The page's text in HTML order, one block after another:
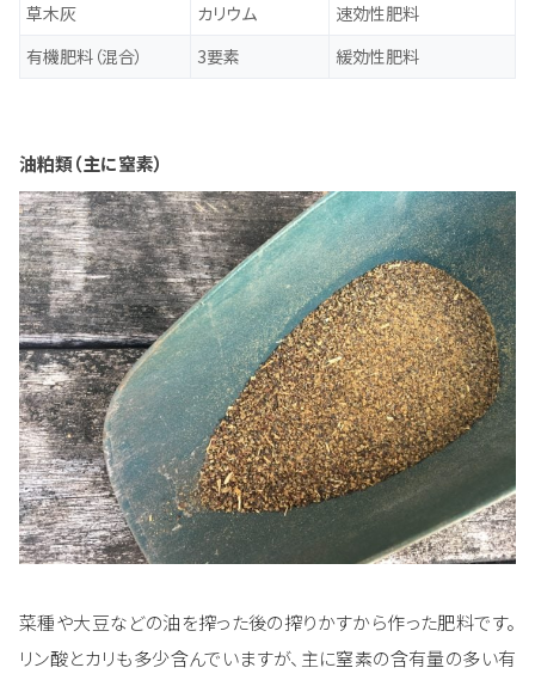
草木灰
カリウム
速効性肥料
有機肥料（混合）
3要素 緩効性肥料
油粕類（主に窒素）
菜種や大豆などの油を搾った後の搾りかすから作った肥料です。
リン酸とカリも多少含んでいますが、主に窒素の含有量の多い有